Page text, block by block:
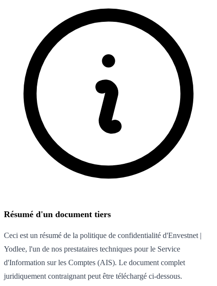
Résumé d'un document tiers
Ceci est un résumé de la politique de confidentialité d'Envestnet |
Yodlee, l'un de nos prestataires techniques pour le Service
d'Information sur les Comptes (AIS). Le document complet
juridiquement contraignant peut être téléchargé ci-dessous.